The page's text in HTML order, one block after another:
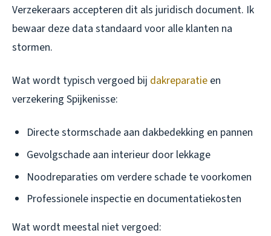
Verzekeraars accepteren dit als juridisch document. Ik
bewaar deze data standaard voor alle klanten na
stormen.
Wat wordt typisch vergoed bij dakreparatie en
verzekering Spijkenisse:
Directe stormschade aan dakbedekking en pannen
Gevolgschade aan interieur door lekkage
Noodreparaties om verdere schade te voorkomen
Professionele inspectie en documentatiekosten
Wat wordt meestal niet vergoed: